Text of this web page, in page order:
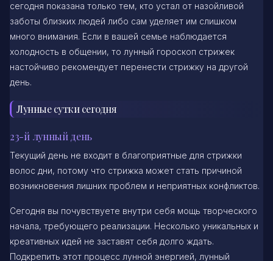
сегодня показана только тем, кто устал от назойливой
заботы близких людей либо сам уделяет им слишком
много внимания. Если в вашей семье наблюдается
холодность в общении, то лунный гороскоп стрижек
настойчиво рекомендует перенести стрижку на другой
день.
Лунные сутки сегодня
23-й лунный день
Текущий день не входит в благоприятные для стрижки
волос дни, потому что стрижка может стать причиной
возникновения лишних проблем и неприятных конфликтов.
Сегодня вы почувствуете внутри себя мощь творческого
начала, требующего реализации. Несколько уникальных и
креативных идей не заставят себя долго ждать.
Подкрепить этот процесс лунной энергией, лунный